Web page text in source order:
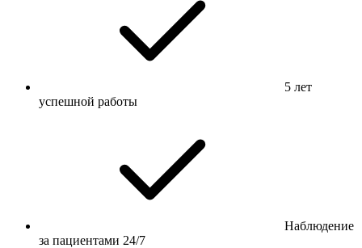
5 лет
успешной работы
Наблюдение
за пациентами 24/7